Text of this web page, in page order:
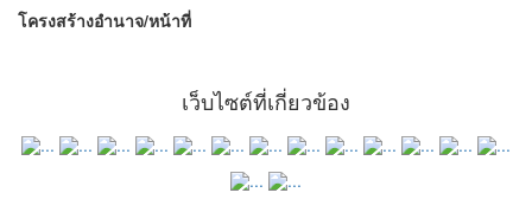
โครงสร้างอำนาจ/หน้าที่
เว็บไซต์ที่เกี่ยวข้อง